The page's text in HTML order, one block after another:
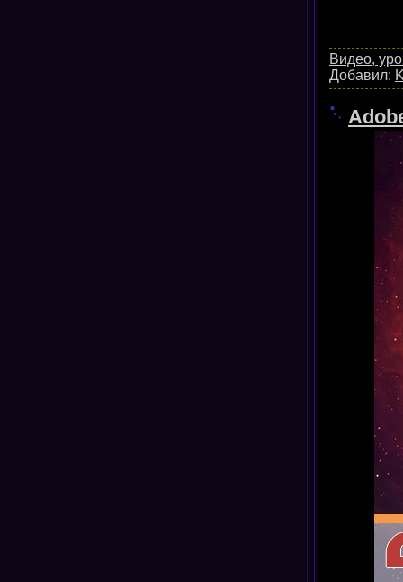
Видео,
Добавил: